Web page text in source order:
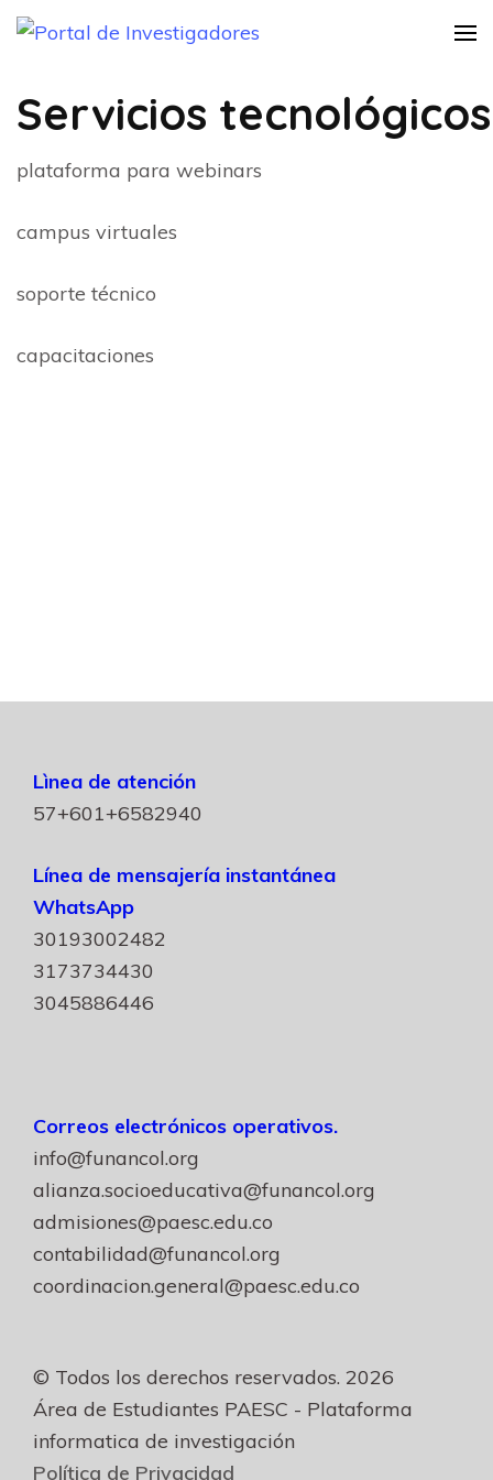
Saltar
(presiona
tecla
Servicios tecnológicos
plataforma para webinars
campus virtuales
soporte técnico
capacitaciones
Lìnea de atención
57+601+6582940
Línea de mensajería instantánea
WhatsApp
30193002482
3173734430
3045886446
Correos electrónicos operativos.
info@funancol.org
alianza.socioeducativa@funancol.org
admisiones@paesc.edu.co
contabilidad@funancol.org
coordinacion.general@paesc.edu.co
© Todos los derechos reservados. 2026
Área de Estudiantes PAESC - Plataforma
informatica de investigación
Política de Privacidad